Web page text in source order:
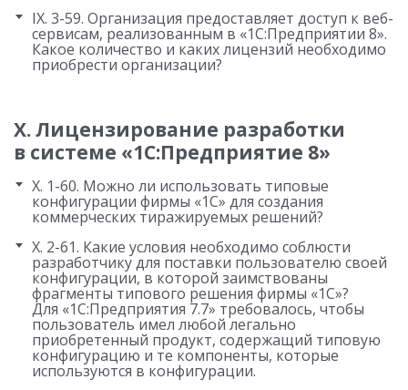
IX. 3-59. Организация предоставляет доступ к веб-
сервисам, реализованным в «1С:Предприятии 8».
Какое количество и каких лицензий необходимо
приобрести организации?
X. Лицензирование разработки
в системе «1С:Предприятие 8»
X. 1-60. Можно ли использовать типовые
конфигурации фирмы «1С» для создания
коммерческих тиражируемых решений?
X. 2-61. Какие условия необходимо соблюсти
разработчику для поставки пользователю своей
конфигурации, в которой заимствованы
фрагменты типового решения фирмы «1С»?
Для «1С:Предприятия 7.7» требовалось, чтобы
пользователь имел любой легально
приобретенный продукт, содержащий типовую
конфигурацию и те компоненты, которые
используются в конфигурации.